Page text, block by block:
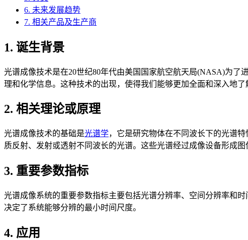
6. 未来发展趋势
7. 相关产品及生产商
1. 诞生背景
光谱成像技术是在20世纪80年代由美国国家航空航天局(NASA)为
理和化学信息。这种技术的出现，使得我们能够更加全面和深入地了
2. 相关理论或原理
光谱成像技术的基础是光谱学，它是研究物体在不同波长下的光谱
质反射、发射或透射不同波长的光谱。这些光谱经过成像设备形成
3. 重要参数指标
光谱成像系统的重要参数指标主要包括光谱分辨率、空间分辨率和
决定了系统能够分辨的最小时间尺度。
4. 应用